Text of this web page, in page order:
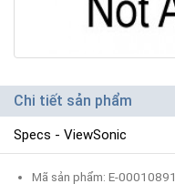
Chi tiết sản phẩm
Specs - ViewSonic
Mã sản phẩm: E-00010891